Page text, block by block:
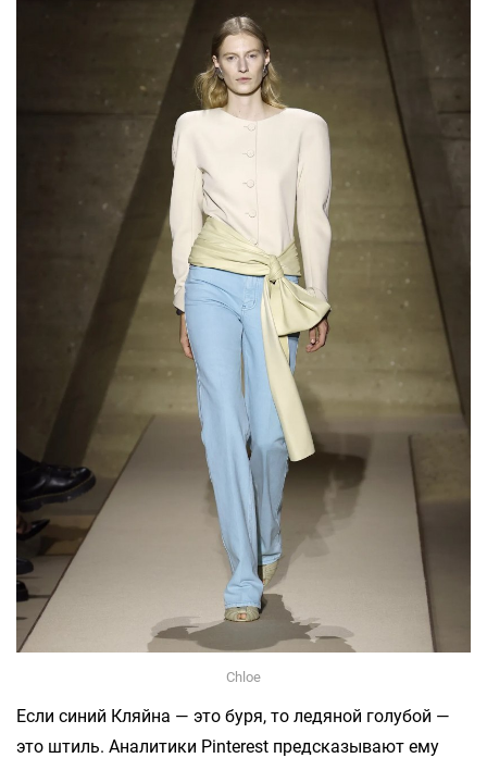
Chloe
Если синий Кляйна — это буря, то ледяной голубой —
это штиль. Аналитики Pinterest предсказывают ему